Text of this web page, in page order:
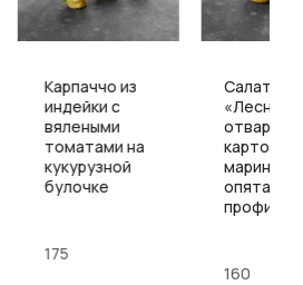
Карпаччо из
индейки с
вялеными
томатами на
кукурузной
булочке
175
Салат
«Лесной»
отварным
опятами в
160